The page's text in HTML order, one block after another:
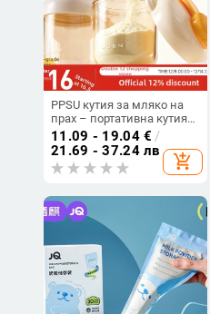
PPSU кутия за мляко на
прах – портативна кутия
за бебешко хранене, 1
отделение, 1 хранене,
марка Like a Mountain
11.09 - 19.04€ /
21.69 - 37.24 лв
add_shopping_cart